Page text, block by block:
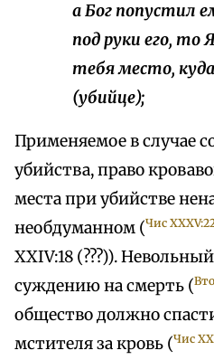
а Бог попустил
под руки его, то
тебя место,
(убийце);
Применяемое в случае
убийства, право
места при убийстве
необдуманном (Чис
XXIV:18 (???)).
суждению на смерть (
общество должно
мстителя за кровь (Чис